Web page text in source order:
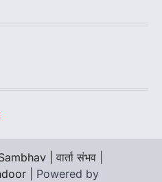
| वार्ता संभव
| Powered by